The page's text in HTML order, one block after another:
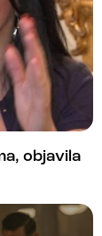
objavila